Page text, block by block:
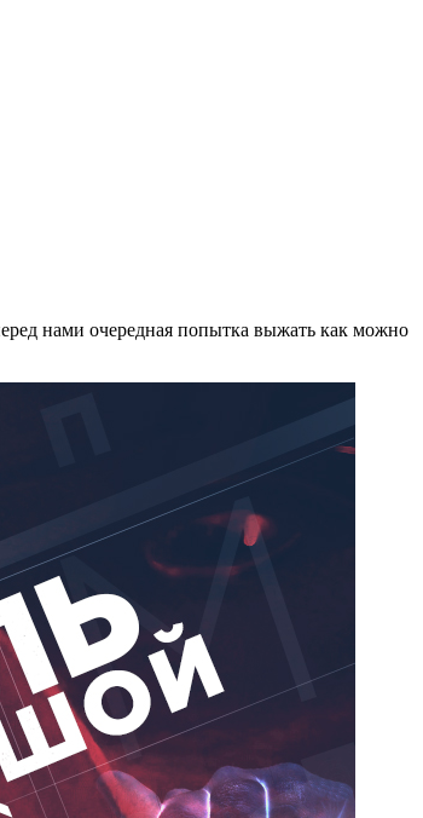
нами очередная попытка выжать как можно